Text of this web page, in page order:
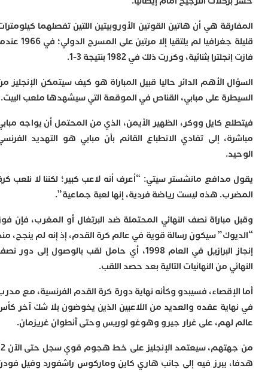
هي أن هاتين القوتين الأوروبيتين اللتين تفصلهما كيلومترات
قليلة جغرافيا لم يلتقيا إلا مرتين على المسرح الدولي؛ في 1966 عندما
بثنائية، وكررت ذلك في 1982 بنتيجة 3-1.
الأهم الدائر حاليا قبيل المباراة هو كيف سيتمكن الإنجليز من
على مبابي، القناص في الموقعة التي سيشهدها ملعب البيت.
كايل ووكر، الظهير الأيمن، الذي من المحتمل أن يواجه مبابي
إلى تفادي الانطباع القائم بأن مبابي هو التهديد الفرنسي
مانشستر سيتي: “أعرف أنه لاعب كبير؛ لكننا لا نلعب كرة
هذه ليست رياضة فردية، إنها لعبة جماعية”.
نصف النهائي المحتملة ضد البرتغال أو المغرب، فإن فوز
سيكون رسالة قوية في عالم كرة القدم، إذ إنه لم ينجح، منذ
إنجاز البرازيل في العام 1998، أي حامل لقب بالوصول إلى دور نصف
من النهائيات التالية بعد حصد اللقب.
فسيبدو وكأنه نهاية دورة كرة القدم الفرنسية، مع مدرب
عقده والعديد من اللاعبين الذين يخوضون بلا شك آخر كأس
على غرار جيرو وهوغو لوريس وحتى أنطوان غريزمان.
من جهتهم، سيعتمد الإنجليز على خط هجوم قوي سجل حتى الآن 12
يبرز فيه إلى جانب هاري كاين وماركوس راشفورد وفيل فودن